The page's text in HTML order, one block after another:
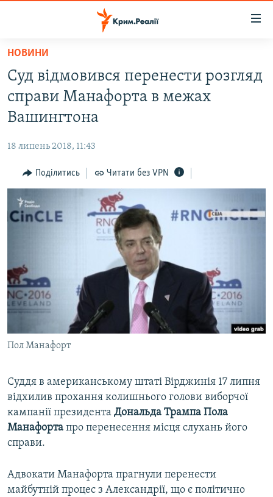
Перейти
основного
матеріалу
Перейти
до
основної
Перейти
до
пошуку
ВОДА.КРИМ
ВІДЕО ТА ФОТО
БЛОГИ
ПОГЛЯД
ІНТЕРВ'Ю
ВСЕ ЗА ДЕНЬ
ДЕПОРТАЦІЯ
ВІДЕОУРОКИ «ELIFBE»
СВІДЧЕННЯ ОКУПАЦІЇ
УКРАЇНСЬКА ПРОБЛЕМА КРИМУ
ІНФОГРАФІКА
ЯК ОБІЙТИ БЛОКУВАННЯ
Русский
Qırımtatar
ДОЛУЧАЙСЯ!
Усі сайти RFE/RL
НОВИНИ
Суд відмовився перенести розгляд
справи Манафорта в межах
Вашингтона
18 липень 2018, 11:43
Поділитись Читати без VPN
Пол Манафорт
Суддя в американському штаті Вірджинія 17 липня
відхилив прохання колишнього голови виборчої
кампанії президента Дональда Трампа Пола
Манафорта про перенесення місця слухань його
справи.
Адвокати Манафорта прагнули перенести
майбутній процес з Александрії, що є політично